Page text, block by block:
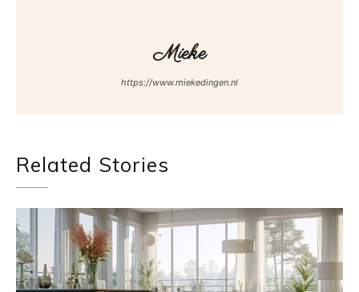
Mieke
https://www.miekedingen.nl
Related Stories